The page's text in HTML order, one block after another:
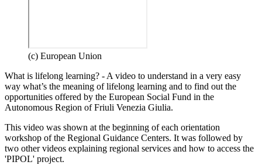
(c) European Union
What is lifelong learning? - A video to understand in a very easy
way what’s the meaning of lifelong learning and to find out the
opportunities offered by the European Social Fund in the
Autonomous Region of Friuli Venezia Giulia.
This video was shown at the beginning of each orientation
workshop of the Regional Guidance Centers. It was followed by
two other videos explaining regional services and how to access the
'PIPOL' project.